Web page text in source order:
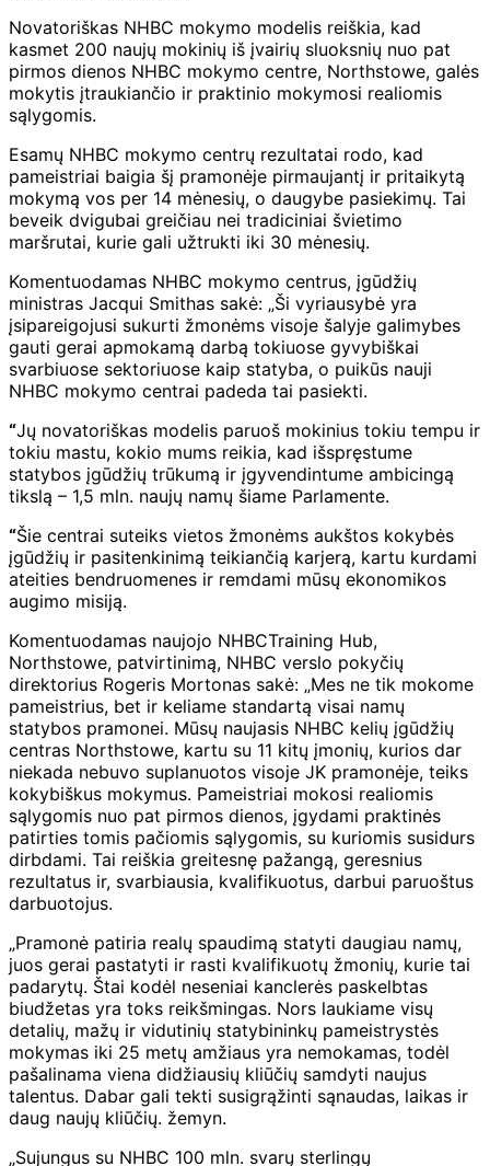
Novatoriškas NHBC mokymo modelis reiškia, kad
kasmet 200 naujų mokinių iš įvairių sluoksnių nuo pat
pirmos dienos NHBC mokymo centre, Northstowe, galės
mokytis įtraukiančio ir praktinio mokymosi realiomis
sąlygomis.
Esamų NHBC mokymo centrų rezultatai rodo, kad
pameistriai baigia šį pramonėje pirmaujantį ir pritaikytą
mokymą vos per 14 mėnesių, o daugybe pasiekimų. Tai
beveik dvigubai greičiau nei tradiciniai švietimo
maršrutai, kurie gali užtrukti iki 30 mėnesių.
Komentuodamas NHBC mokymo centrus, įgūdžių
ministras Jacqui Smithas sakė: „Ši vyriausybė yra
įsipareigojusi sukurti žmonėms visoje šalyje galimybes
gauti gerai apmokamą darbą tokiuose gyvybiškai
svarbiuose sektoriuose kaip statyba, o puikūs nauji
NHBC mokymo centrai padeda tai pasiekti.
“Jų novatoriškas modelis paruoš mokinius tokiu tempu ir
tokiu mastu, kokio mums reikia, kad išspręstume
statybos įgūdžių trūkumą ir įgyvendintume ambicingą
tikslą – 1,5 mln. naujų namų šiame Parlamente.
“Šie centrai suteiks vietos žmonėms aukštos kokybės
įgūdžių ir pasitenkinimą teikiančią karjerą, kartu kurdami
ateities bendruomenes ir remdami mūsų ekonomikos
augimo misiją.
Komentuodamas naujojo NHBCTraining Hub,
Northstowe, patvirtinimą, NHBC verslo pokyčių
direktorius Rogeris Mortonas sakė: „Mes ne tik mokome
pameistrius, bet ir keliame standartą visai namų
statybos pramonei. Mūsų naujasis NHBC kelių įgūdžių
centras Northstowe, kartu su 11 kitų įmonių, kurios dar
niekada nebuvo suplanuotos visoje JK pramonėje, teiks
kokybiškus mokymus. Pameistriai mokosi realiomis
sąlygomis nuo pat pirmos dienos, įgydami praktinės
patirties tomis pačiomis sąlygomis, su kuriomis susidurs
dirbdami. Tai reiškia greitesnę pažangą, geresnius
rezultatus ir, svarbiausia, kvalifikuotus, darbui paruoštus
darbuotojus.
„Pramonė patiria realų spaudimą statyti daugiau namų,
juos gerai pastatyti ir rasti kvalifikuotų žmonių, kurie tai
padarytų. Štai kodėl neseniai kanclerės paskelbtas
biudžetas yra toks reikšmingas. Nors laukiame visų
detalių, mažų ir vidutinių statybininkų pameistrystės
mokymas iki 25 metų amžiaus yra nemokamas, todėl
pašalinama viena didžiausių kliūčių samdyti naujus
talentus. Dabar gali tekti susigrąžinti sąnaudas, laikas ir
daug naujų kliūčių. žemyn.
„Sujungus su NHBC 100 mln. svarų sterlingų